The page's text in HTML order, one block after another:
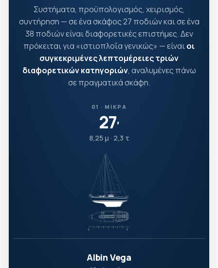
Συστήματα, προϋπολογισμός, χειρισμός,
συντήρηση — σε ένα σκάφος 27 ποδιών και σε ένα
38 ποδιών είναι διαφορετικές επιστήμες. Δεν
πρόκειται για «ιστιοπλοΐα γενικώς» — είναιοι
συγκεκριμένες λεπτομέρειες τριών
διαφορετικών κατηγοριών, αναλυμένες πάνω
σε πραγματικά σκάφη.
01 · ΜΙΚΡΆ
27′
8,25 μ · 2,3 τ
Albin Vega